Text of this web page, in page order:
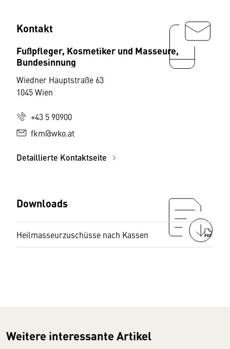
Kontakt
Fußpfleger, Kosmetiker und Masseure,
Bundesinnung
Wiedner Hauptstraße 63
1045 Wien
+43 5 90900
fkm@wko.at
Detaillierte Kontaktseite
Downloads
Heilmasseurzuschüsse nach Kassen PDF
Weitere interessante Artikel